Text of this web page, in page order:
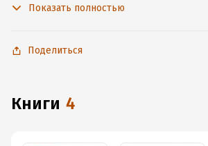
без подключения к интернету.
Показать полностью
Поделиться
книги 4